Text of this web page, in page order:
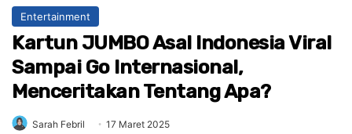
Entertainment
Kartun JUMBO Asal Indonesia Viral
Sampai Go Internasional,
Menceritakan Tentang Apa?
Sarah Febril 17 Maret 2025